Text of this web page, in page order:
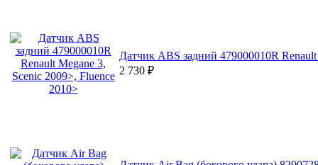
Датчик ABS задний 479000010R
2 730 ₽